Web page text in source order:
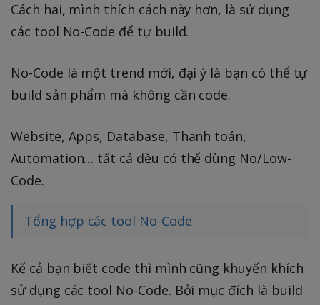
Cách hai, mình thích cách này hơn, là sử dụng
các tool No-Code để tự build.
No-Code là một trend mới, đại ý là bạn có thể tự
build sản phẩm mà không cần code.
Website, Apps, Database, Thanh toán,
Automation… tất cả đều có thể dùng No/Low-
Code.
Tổng hợp các tool No-Code
Kể cả bạn biết code thì mình cũng khuyến khích
sử dụng các tool No-Code. Bởi mục đích là build